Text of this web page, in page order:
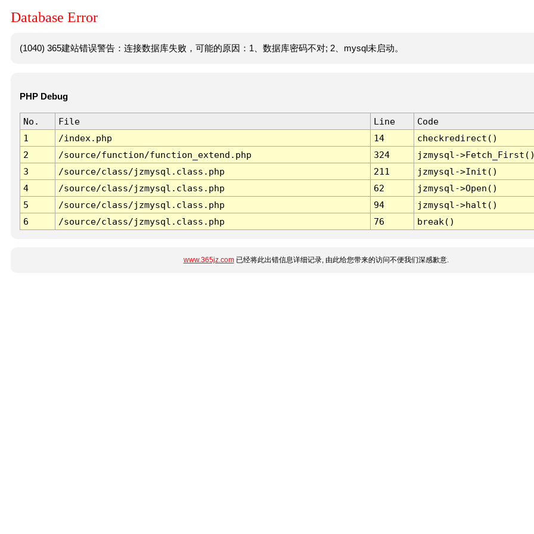
Database Error
(1040) 365建站错误警告：连接数据库失败，可能的原因：1、数据库密码不对; 2、mysql未启动。
PHP Debug
No. File Line
Code
1
/index.php 14
checkredirect()
2
/source/function/function_extend.php 324
jzmysql-
3
/source/class/jzmysql.class.php 211
jzmysql->Init()
4
/source/class/jzmysql.class.php 62
jzmysql->Open()
5
/source/class/jzmysql.class.php 94
jzmysql->halt()
6
/source/class/jzmysql.class.php 76 break()
www.365jz.com已经将此出错信息详细记录, 由此给您带来的访问不便我们深感歉意.